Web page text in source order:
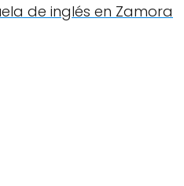
de inglés en Zamora